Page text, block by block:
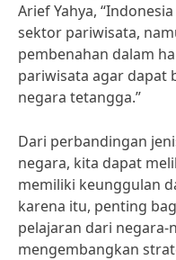
Arief Yahya,
sektor pariwisata,
pembenahan dalam
pariwisata agar dapat
negara tetangga.”
Dari perbandingan
negara, kita dapat
memiliki keunggulan
karena itu, penting
pelajaran dari
mengembangkan